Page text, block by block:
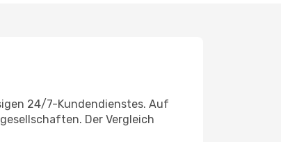
24/7-Kundendienstes. Auf
Der Vergleich